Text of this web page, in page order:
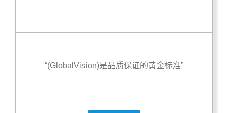
“(GlobalVision)是品质保证的黄金标准”